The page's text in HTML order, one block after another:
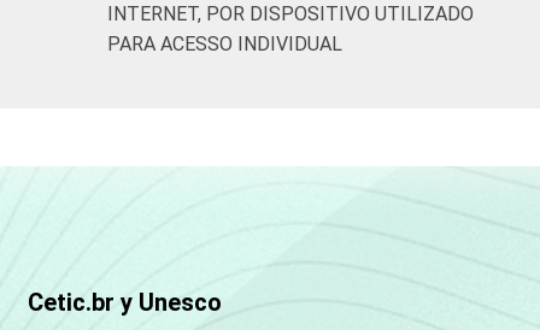
1Base: 94.236.661 pessoas que usaram a
Internet há menos de três meses em relação
resultados da alternativa "sim". Dados
INTERNET, POR DISPOSITIVO UTILIZADO
PARA ACESSO INDIVIDUAL
Cetic.br y Unesco